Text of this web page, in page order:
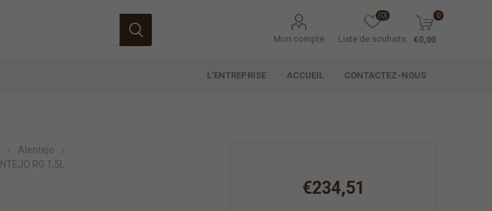
Mon compte Liste de souhaits
(0) 0
€0,00
L'ENTREPRISE ACCUEIL CONTACTEZ-NOUS
Alentejo
RG 1,5L
€234,51